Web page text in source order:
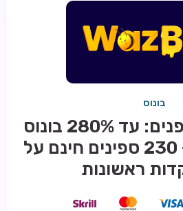
בונוס
חבילת קבלת פנים: עד 280% בונוס
עד €2,200 + 230 ספינים חינם על